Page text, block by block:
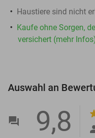
Haustiere sind nicht
Kaufe ohne Sorgen,
versichert (mehr
Auswahl an
9,8